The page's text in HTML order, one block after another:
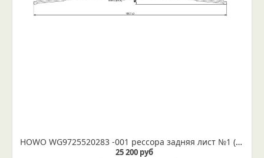
HOWO WG9725520283 -001 рессора задняя лист №1 (IR 29-52-01)
25 200 руб